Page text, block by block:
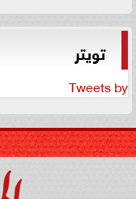
تويتر
Tweets by